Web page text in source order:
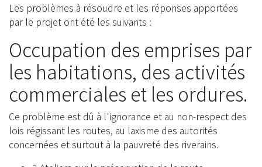
Les problèmes à résoudre et les réponses apportées
par le projet ont été les suivants :
Occupation des emprises par
les habitations, des activités
commerciales et les ordures.
Ce problème est dû à l'ignorance et au non-respect des
lois régissant les routes, au laxisme des autorités
concernées et surtout à la pauvreté des riverains.